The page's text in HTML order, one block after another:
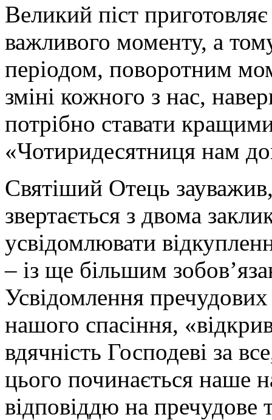
Великий піст
важливого моменту, а
періодом, поворотним
зміні кожного з нас,
потрібно ставати
«Чотиридесятниця нам
Святіший Отець
звертається з двома
усвідомлювати
– із ще більшим
Усвідомлення пречудових
нашого спасіння,
вдячність Господеві за
цього починається наше
відповіддю на пречудове